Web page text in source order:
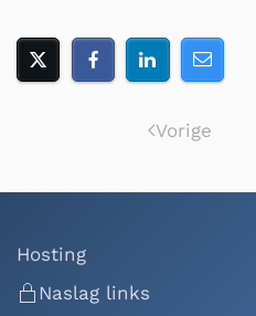
Vorige
Hosting
Naslag links